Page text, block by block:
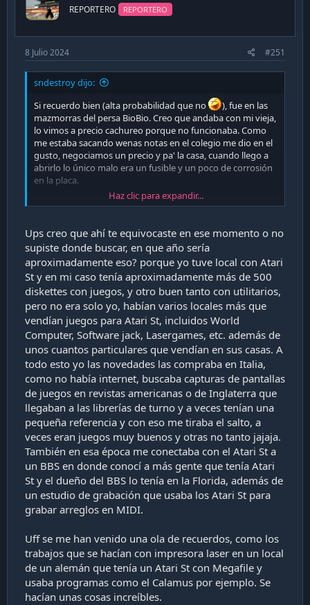
n
s
REPORTERO REPORTERO
8 Julio 2024 #251
sndestroy dijo:
Si recuerdo bien (alta probabilidad que no
), fue en las
mazmorras del persa BioBio. Creo que andaba con mi vieja,
lo vimos a precio cachureo porque no funcionaba. Como
me estaba sacando wenas notas en el colegio me dio en el
gusto, negociamos un precio y pa' la casa, cuando llego a
abrirlo lo único malo era un fusible y un poco de corrosión
en la placa.
Lo tuve buen tiempo, hice hasta tareas en él y huevié harto
de apps/juegos que habían.Si bien Atari también tenía
montones de juegos, casi todo era para 8-bit y en
cassette. Había muy, muy poco software para los más
nuevos onda ST, Falcon etc, internet aún no era
mainstream en esos años y no era como ir a una página X a
bajar una ROM o una imagen de diskette.
Con los años ya tuve mi primer PC y el Falcon pasó al
olvido, no recuerdo si lo vendimos en la feria u otro lado.
Obviamente hoy con todo lo retro en boga sí me
arrepiento, pero en esa época era simplemente peso
muerto.
Haz clic para expandir...
Ups creo que ahí te equivocaste en ese momento o no
supiste donde buscar, en que año sería
aproximadamente eso? porque yo tuve local con Atari
St y en mi caso tenía aproximadamente más de 500
diskettes con juegos, y otro buen tanto con utilitarios,
pero no era solo yo, habían varios locales más que
vendían juegos para Atari St, incluidos World
Computer, Software jack, Lasergames, etc. además de
unos cuantos particulares que vendían en sus casas. A
todo esto yo las novedades las compraba en Italia,
como no había internet, buscaba capturas de pantallas
de juegos en revistas americanas o de Inglaterra que
llegaban a las librerías de turno y a veces tenían una
pequeña referencia y con eso me tiraba el salto, a
veces eran juegos muy buenos y otras no tanto jajaja.
También en esa época me conectaba con el Atari St a
un BBS en donde conocí a más gente que tenía Atari
St y el dueño del BBS lo tenía en la Florida, además de
un estudio de grabación que usaba los Atari St para
grabar arreglos en MIDI.
Uff se me han venido una ola de recuerdos, como los
trabajos que se hacían con impresora laser en un local
de un alemán que tenía un Atari St con Megafile y
usaba programas como el Calamus por ejemplo. Se
hacían unas cosas increíbles.